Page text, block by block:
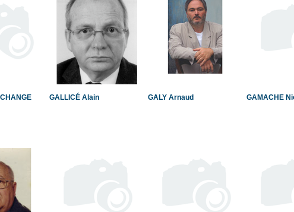
GALLICÉ Alain GALY Arnaud GAMACHE